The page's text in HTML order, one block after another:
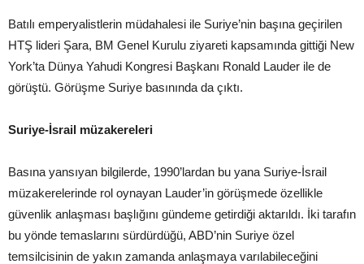
Batılı emperyalistlerin müdahalesi ile Suriye’nin başına geçirilen
HTŞ lideri Şara, BM Genel Kurulu ziyareti kapsamında gittiği New
York’ta Dünya Yahudi Kongresi Başkanı Ronald Lauder ile de
görüştü. Görüşme Suriye basınında da çıktı.
Suriye-İsrail müzakereleri
Basına yansıyan bilgilerde, 1990’lardan bu yana Suriye-İsrail
müzakerelerinde rol oynayan Lauder’in görüşmede özellikle
güvenlik anlaşması başlığını gündeme getirdiği aktarıldı. İki tarafın
bu yönde temaslarını sürdürdüğü, ABD’nin Suriye özel
temsilcisinin de yakın zamanda anlaşmaya varılabileceğini